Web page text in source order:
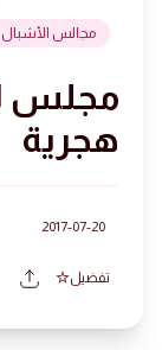
مجالس الأشبال
هجرية
2017-07-20
تفضيل